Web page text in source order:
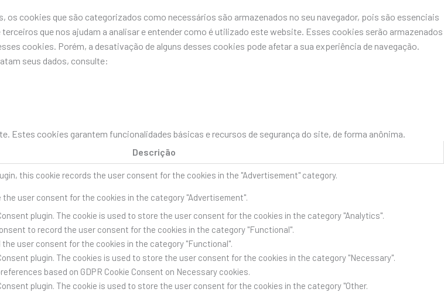
cookies que são categorizados como necessários são armazenados no seu navegador, pois são essenciais
que nos ajudam a analisar e entender como é utilizado este website. Esses cookies serão armazenados
cookies. Porém, a desativação de alguns desses cookies pode afetar a sua experiência de navegação.
seus dados, consulte:
cookies garantem funcionalidades básicas e recursos de segurança do site, de forma anônima.
Descrição
this cookie records the user consent for the cookies in the "Advertisement" category.
user consent for the cookies in the category "Advertisement".
plugin. The cookie is used to store the user consent for the cookies in the category "Analytics".
to record the user consent for the cookies in the category "Functional".
user consent for the cookies in the category "Functional".
plugin. The cookies is used to store the user consent for the cookies in the category "Necessary".
based on GDPR Cookie Consent on Necessary cookies.
plugin. The cookie is used to store the user consent for the cookies in the category "Other.